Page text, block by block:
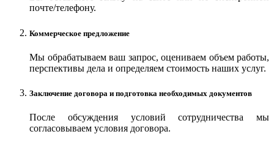
почте/телефону.
Коммерческое предложение
Мы обрабатываем ваш запрос, оцениваем объем работы,
перспективы дела и определяем стоимость наших услуг.
Заключение договора и подготовка необходимых документов
После обсуждения условий сотрудничества мы
согласовываем условия договора.